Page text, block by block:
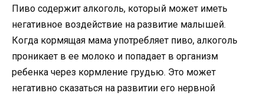
Пиво содержит алкоголь, который может иметь
негативное воздействие на развитие малышей.
Когда кормящая мама употребляет пиво, алкоголь
проникает в ее молоко и попадает в организм
ребенка через кормление грудью. Это может
негативно сказаться на развитии его нервной